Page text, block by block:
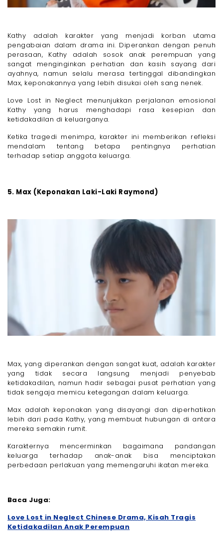
Kathy adalah karakter yang menjadi korban utama
pengabaian dalam drama ini. Diperankan dengan penuh
perasaan, Kathy adalah sosok anak perempuan yang
sangat menginginkan perhatian dan kasih sayang dari
ayahnya, namun selalu merasa tertinggal dibandingkan
Max, keponakannya yang lebih disukai oleh sang nenek.
Love Lost in Neglect menunjukkan perjalanan emosional
Kathy yang harus menghadapi rasa kesepian dan
ketidakadilan di keluarganya.
Ketika tragedi menimpa, karakter ini memberikan refleksi
mendalam tentang betapa pentingnya perhatian
terhadap setiap anggota keluarga.
5. Max (Keponakan Laki-Laki Raymond)
Max, yang diperankan dengan sangat kuat, adalah karakter
yang tidak secara langsung menjadi penyebab
ketidakadilan, namun hadir sebagai pusat perhatian yang
tidak sengaja memicu ketegangan dalam keluarga.
Max adalah keponakan yang disayangi dan diperhatikan
lebih dari pada Kathy, yang membuat hubungan di antara
mereka semakin rumit.
Karakternya mencerminkan bagaimana pandangan
keluarga terhadap anak-anak bisa menciptakan
perbedaan perlakuan yang memengaruhi ikatan mereka.
Baca Juga:
Love Lost in Neglect Chinese Drama, Kisah Tragis
Ketidakadilan Anak Perempuan